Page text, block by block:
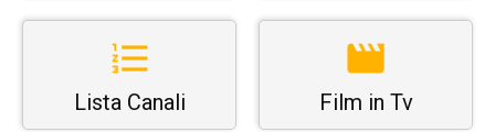
Lista Canali Film in Tv